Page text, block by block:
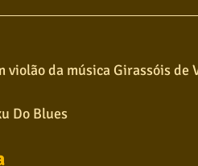
violão da música Girassóis de
Do Blues